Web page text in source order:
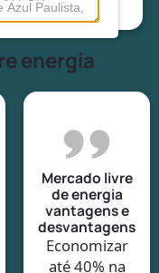
energia
Mercado livre
de energia
vantagens e
desvantagens
Economizar
até 40% na